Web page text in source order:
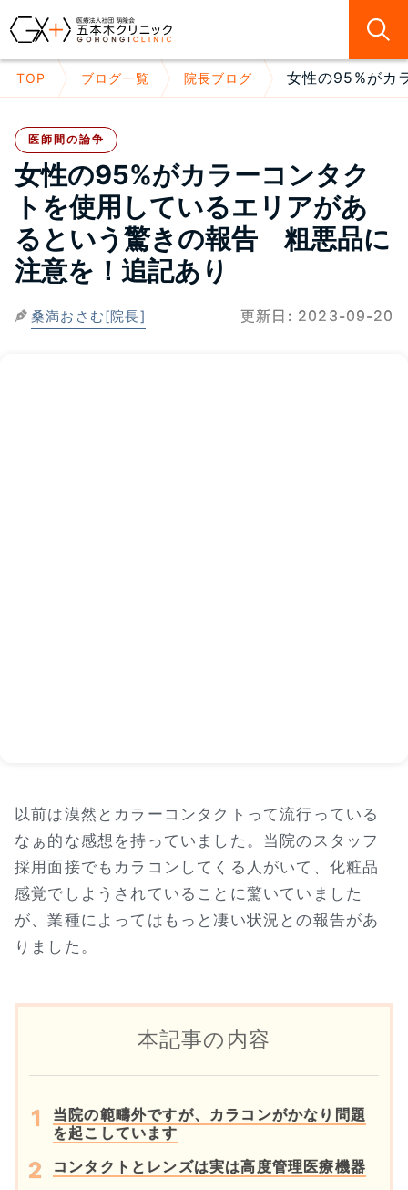
TOP ブログ一覧 院長ブログ 女性の95%がカ
医師間の論争
女性の95%がカラーコンタク
トを使用しているエリアがあ
るという驚きの報告 粗悪品に
注意を！追記あり
桑満おさむ[院長] 更新日: 2023-09-20
以前は漠然とカラーコンタクトって流行っている
なぁ的な感想を持っていました。当院のスタッフ
採用面接でもカラコンしてくる人がいて、化粧品
感覚でしようされていることに驚いていました
が、業種によってはもっと凄い状況との報告があ
りました。
本記事の内容
当院の範疇外ですが、カラコンがかなり問題
を起こしています
コンタクトとレンズは実は高度管理医療機器